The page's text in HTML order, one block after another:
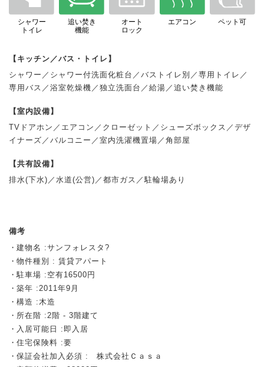
シャワー
トイレ
追い焚き
機能
オート
ロック
エアコン ペット可
【キッチン／バス・トイレ】
シャワー／シャワー付洗面化粧台／バストイレ別／専用トイレ／
専用バス／浴室乾燥機／独立洗面台／給湯／追い焚き機能
【室内設備】
TVドアホン／エアコン／クローゼット／シューズボックス／デザ
イナーズ／バルコニー／室内洗濯機置場／角部屋
【共有設備】
排水(下水)／水道(公営)／都市ガス／駐輪場あり
備考
建物名 :サンフォレスタ?
物件種別 : 賃貸アパート
駐車場 :空有16500円
築年 :2011年9月
構造 :木造
所在階 :2階 - 3階建て
入居可能日 :即入居
住宅保険料 :要
保証会社加入必須 : 株式会社Ｃａｓａ